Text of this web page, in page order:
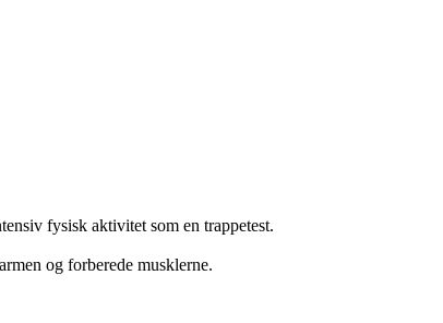
fysisk aktivitet som en trappetest.
og forberede musklerne.